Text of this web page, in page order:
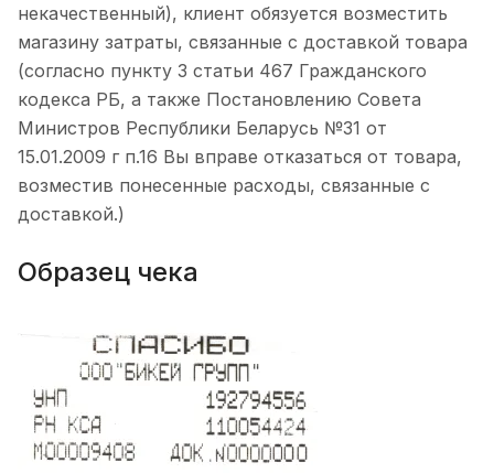
некачественный), клиент обязуется возместить
магазину затраты, связанные с доставкой товара
(согласно пункту 3 статьи 467 Гражданского
кодекса РБ, а также Постановлению Совета
Министров Республики Беларусь №31 от
15.01.2009 г п.16 Вы вправе отказаться от товара,
возместив понесенные расходы, связанные с
доставкой.)
Образец чека